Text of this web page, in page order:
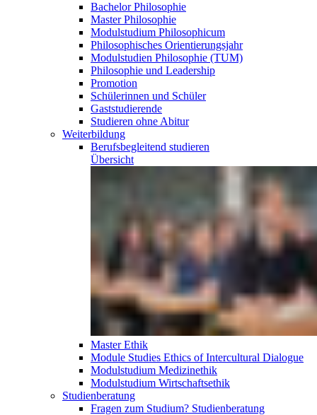
Bachelor Philosophie
Master Philosophie
Modulstudium Philosophicum
Philosophisches Orientierungsjahr
Modulstudien Philosophie (TUM)
Philosophie und Leadership
Promotion
Schülerinnen und Schüler
Gaststudierende
Studieren ohne Abitur
Weiterbildung
Berufsbegleitend studieren
Übersicht
Master Ethik
Module Studies Ethics of Intercultural Dialogue
Modulstudium Medizinethik
Modulstudium Wirtschaftsethik
Studien­beratung
Fragen zum Studium? Studien­beratung